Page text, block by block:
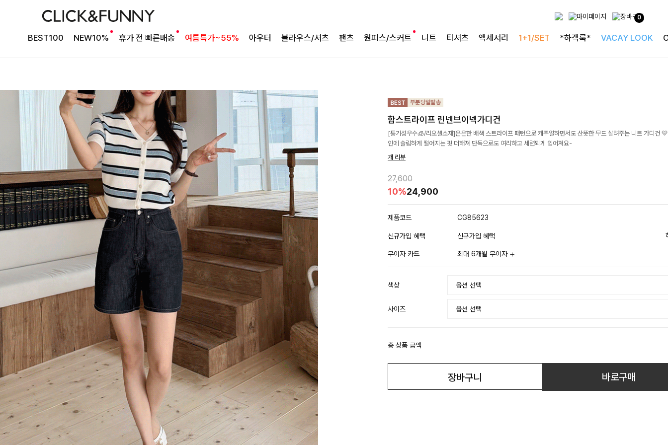
0
BEST100 NEW10% 휴가 전 빠른배송 여름특가~55% 아우터 블라우스/셔츠 팬츠 원피스/스커트 니트 티셔츠 액세서리 1+1/SET *하객룩* VACAY LOOK
함스트라이프 린넨브이넥가디건
[통기성우수🧊/리오셀소재]은은한 배색 스트라이프 패턴으로 캐주얼하면서도 산뜻한 무드 살려주는 니트 가디건
인에 슬림하게 떨어지는 핏 더해져 단독으로도 여리하고 세련되게 입어져요-
개 리뷰
27,600
10%24,900
제품코드 CG85623
신규가입 혜택 신규가입 혜택
무이자 카드 최대 6개월 무이자
색상
사이즈
총 상품 금액
장바구니 바로구매